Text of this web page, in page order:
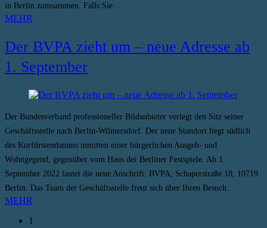
in Berlin zumsammen. Falls Sie…
MEHR
Der BVPA zieht um – neue Adresse ab
1. September
Der Bundesverband professioneller Bildanbieter verlegt den Sitz seiner
Geschäftsstelle nach Berlin-Wilmersdorf. Der neue Standort liegt südlich
des Kurfürstendamms inmitten einer bürgerlichen Ausgeh- und
Wohngegend, gegenüber vom Haus der Berliner Festspiele. Ab 1.
September 2022 lautet die neue Anschrift: BVPA, Schaperstraße 18, 10719
Berlin. Das Team der Geschäftsstelle freut sich über Ihren Besuch.
MEHR
1